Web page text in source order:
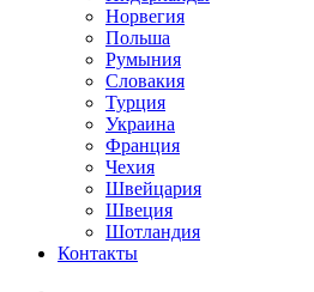
Норвегия
Польша
Румыния
Словакия
Турция
Украина
Франция
Чехия
Швейцария
Швеция
Шотландия
Контакты